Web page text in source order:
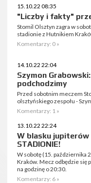
15.10.22 08:35
"Liczby i fakty"
Stomil Olsztyn zagra w
stadionie z Hutnikiem
Komentarzy: 0 »
14.10.22 22:04
Szymon
podchodzimy
Przed sobotnim meczem
olsztyńskiego zespołu -
Komentarzy: 1 »
13.10.22 22:24
W blasku jupiterów
STADIONIE!
W sobotę (15. października
Kraków. Mecz odbędzie się
na godzinę o 20:30.
Komentarzy: 6 »